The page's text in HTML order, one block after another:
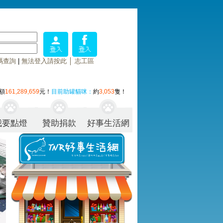
查詢| 無法登入請按此│ 志工區
161,289,659元！ 目前助罐貓咪： 約3,053隻！
要點燈 贊助捐款 好事生活網